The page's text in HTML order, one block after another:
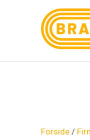
Forside /
Georg
Jensen
Bernadotte
skål